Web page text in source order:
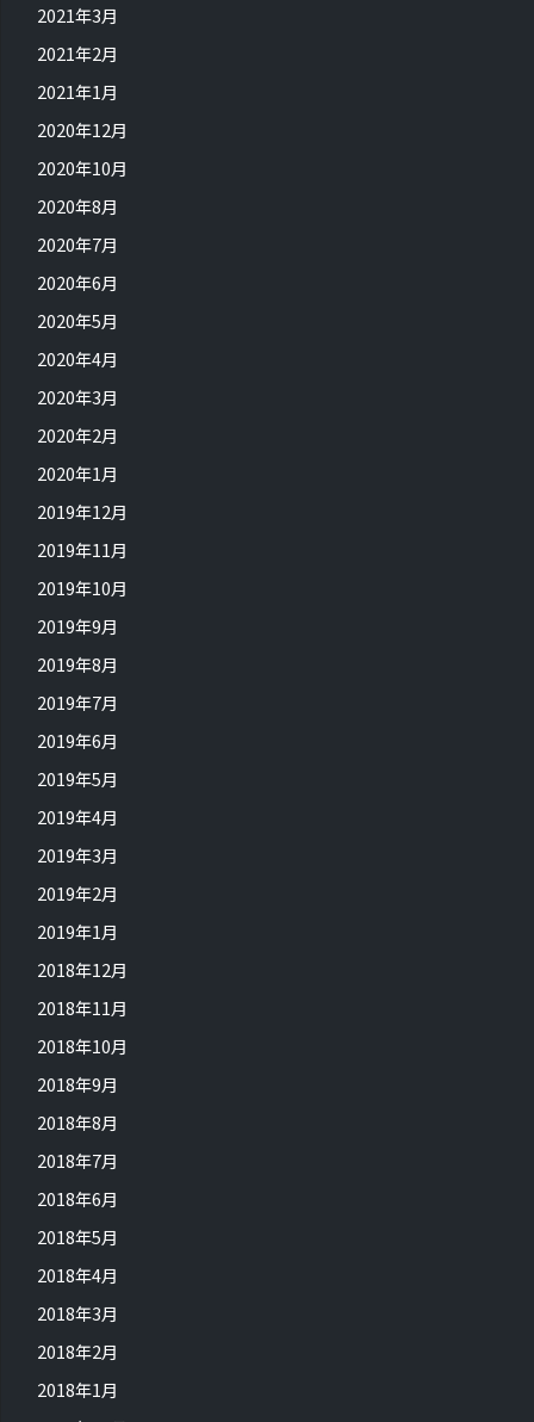
2021年3月
2021年2月
2021年1月
2020年12月
2020年10月
2020年8月
2020年7月
2020年6月
2020年5月
2020年4月
2020年3月
2020年2月
2020年1月
2019年12月
2019年11月
2019年10月
2019年9月
2019年8月
2019年7月
2019年6月
2019年5月
2019年4月
2019年3月
2019年2月
2019年1月
2018年12月
2018年11月
2018年10月
2018年9月
2018年8月
2018年7月
2018年6月
2018年5月
2018年4月
2018年3月
2018年2月
2018年1月